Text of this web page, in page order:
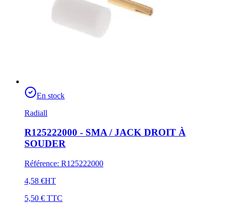
En stock
Radiall
R125222000 - SMA / JACK DROIT À
SOUDER
Référence: R125222000
4,58 €HT
5,50 € TTC